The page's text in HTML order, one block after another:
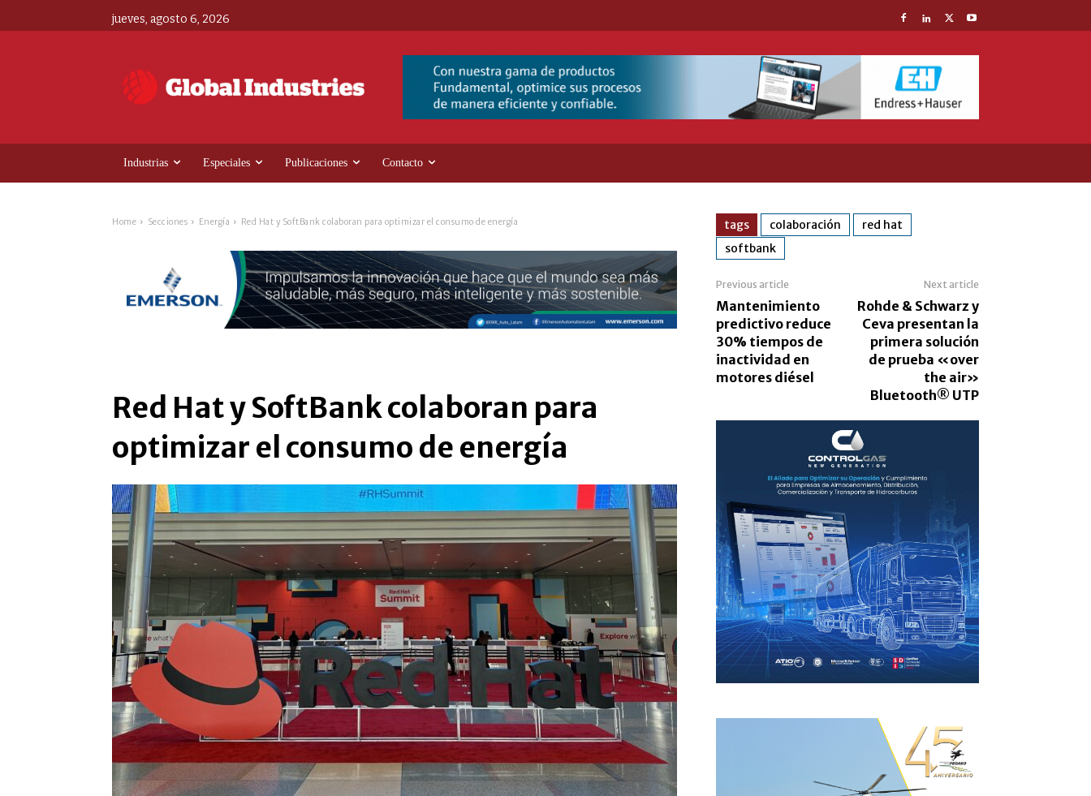
jueves, agosto 6, 2026
Industrias Especiales Publicaciones Contacto
Home Secciones Energía Red Hat y SoftBank colaboran para optimizar el consumo de energía
Red Hat y SoftBank colaboran para
optimizar el consumo de energía
tags colaboración
red hat
softbank
Previous article
Mantenimiento
predictivo reduce
30% tiempos de
inactividad en
motores diésel
Next article
Rohde & Schwarz y
Ceva presentan la
primera solución
de prueba «over
the air»
Bluetooth® UTP